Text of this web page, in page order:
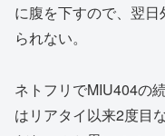
に腹を下すので、翌
られない。
ネトフリでMIU404の
はリアタイ以来2度目